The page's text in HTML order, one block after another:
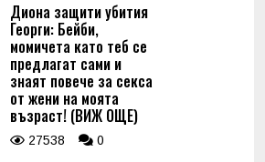
Диона защити убития
Георги: Бейби,
момичета като теб се
предлагат сами и
знаят повече за секса
от жени на моята
възраст! (ВИЖ ОЩЕ)
27538 0